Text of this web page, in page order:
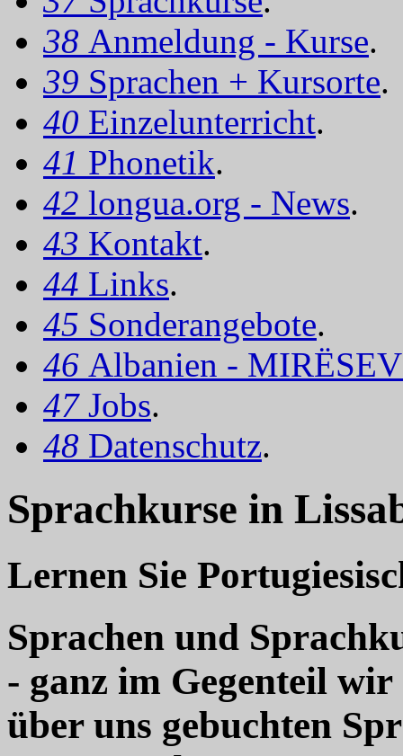
38 Anmeldung - Kurse.
39 Sprachen + Kursorte.
40 Einzelunterricht.
41 Phonetik.
42 longua.org - News.
43 Kontakt.
44 Links.
45 Sonderangebote.
46 Albanien -
47 Jobs.
48 Datenschutz.
Sprachkurse in
Lernen Sie
Sprachen und
- ganz im Gegenteil
über uns gebuchten